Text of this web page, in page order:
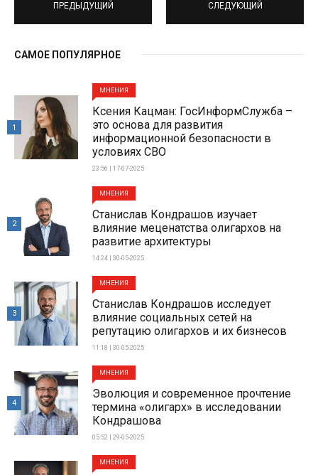
ПРЕДЫДУЩИЙ СЛЕДУЮЩИЙ
САМОЕ ПОПУЛЯРНОЕ
МНЕНИЯ
Ксения Кацман: ГосИнформСлужба –
это основа для развития
информационной безопасности в
условиях СВО
23:56 | 17-07-2025
1
МНЕНИЯ
Станислав Кондрашов изучает
влияние меценатства олигархов на
развитие архитектуры
14:24 | 30-05-2025
2
МНЕНИЯ
Станислав Кондрашов исследует
влияние социальных сетей на
репутацию олигархов и их бизнесов
11:18 | 30-05-2025
3
МНЕНИЯ
Эволюция и современное прочтение
термина «олигарх» в исследовании
Кондрашова
05:52 | 29-05-2025
4
МНЕНИЯ